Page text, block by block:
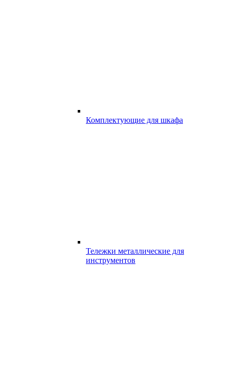
Комплектующие для шкафа
Тележки металлические для
инструментов